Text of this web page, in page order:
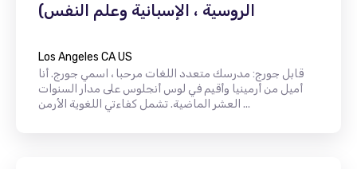
الروسية ، الإسبانية وعلم النفس)
Los Angeles CA US
قابل جورج: مدرسك متعدد اللغات مرحبا ، اسمي جورج. أنا
أميل من أرمينيا وأقيم في لوس أنجلوس على مدار السنوات
العشر الماضية. تشمل كفاءتي اللغوية الأرمن ...